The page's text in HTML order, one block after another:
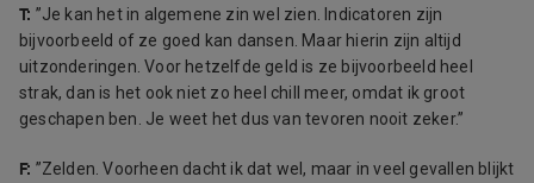
T: ”Je kan het in algemene zin wel zien. Indicatoren zijn
bijvoorbeeld of ze goed kan dansen. Maar hierin zijn altijd
uitzonderingen. Voor hetzelfde geld is ze bijvoorbeeld heel
strak, dan is het ook niet zo heel chill meer, omdat ik groot
geschapen ben. Je weet het dus van tevoren nooit zeker.”
F: ”Zelden. Voorheen dacht ik dat wel, maar in veel gevallen blijkt